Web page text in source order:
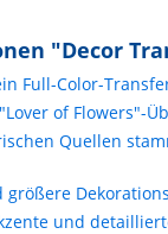
"Decor
Full-Color-
of Flowers"-
Quellen
und